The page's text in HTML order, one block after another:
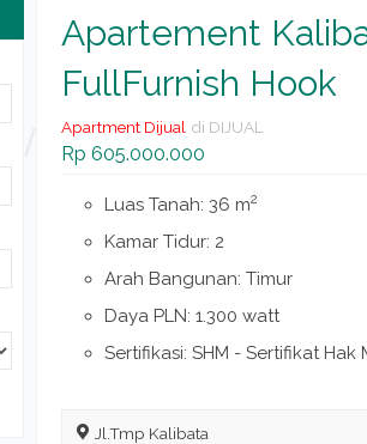
Apartement
FullFurnish Hook
Apartment Dijual di DIJUAL
Rp 605.000.000
Luas Tanah: 36 m2
Kamar Tidur: 2
Arah Bangunan: Timur
Daya PLN: 1.300 watt
Sertifikasi: SHM - Sertifikat Hak
Jl.Tmp Kalibata